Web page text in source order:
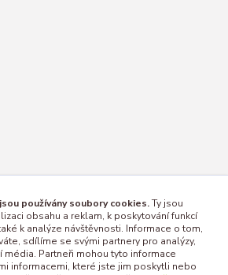
893
používány soubory cookies.Ty jsou
obsahu a reklam, k poskytování funkcí
k analýze návštěvnosti. Informace o tom,
sdílíme se svými partnery pro analýzy,
média. Partneři mohou tyto informace
informacemi, které jste jim poskytli nebo